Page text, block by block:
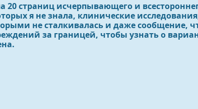
20 страниц исчерпывающего и
я не знала, клинические
не сталкивалась и даже сообщение,
за границей, чтобы узнать о